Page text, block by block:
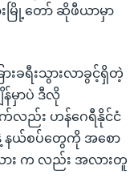
းမြို့တော် ဆိုဖီယာမှာ
းခရီးသွားလာခွင့်ရှိတဲ့
န်မှာပဲ ဒီလို
လည်း ဟန်ဂေရီနိုင်ငံ
နဲ့ နယ်စပ်တွေကို အစော
ား က လည်း အလားတူ